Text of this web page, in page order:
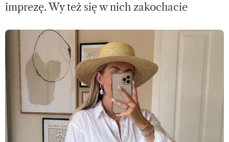
imprezę. Wy też się w nich zakochacie